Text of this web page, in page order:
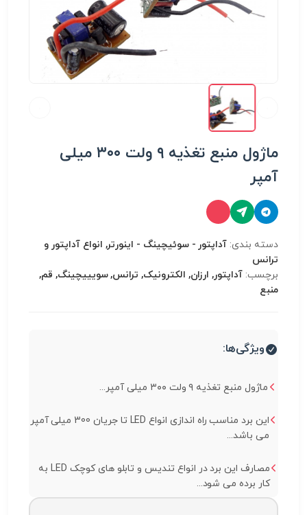
ماژول منبع تغذیه ۹ ولت ۳۰۰ میلی
آمپر
دسته بندی: آداپتور - سوئیچینگ - اینورتر, انواع آداپتور و
ترانس
برچسب: آداپتور, ارزان, الکترونیک, ترانس, سویییچینگ, قم,
منبع
ویژگی‌ها:
ماژول منبع تغذیه ۹ ولت ۳۰۰ میلی آمپر...
این برد مناسب راه اندازی انواع LED تا جریان 300 میلی آمپر
می باشد...
مصارف این برد در انواع تندیس و تابلو های کوچک LED به
کار برده می شود...